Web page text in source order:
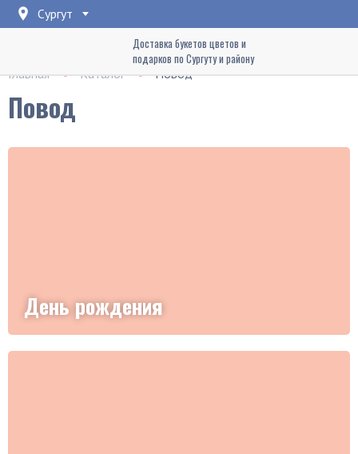
Сургут
Доставка букетов цветов и
подарков по Сургуту и району
Главная
Каталог Повод
Повод
День рождения